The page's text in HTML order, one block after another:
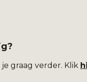
graag verder. Klik